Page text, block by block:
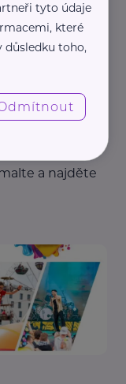
a najděte
tyto údaje
které
důsledku toho,